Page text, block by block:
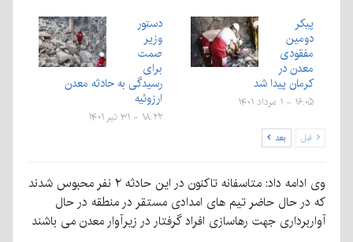
پیکر
دومین
مفقودی
معدن در
کرمان پیدا شد
۱۶:۰۵ - ۱ مرداد ۱۴۰۱
دستور
وزیر
صمت
برای
رسیدگی به حادثه معدن
ارزوئیه
۱۸:۲۲ - ۳۱ تیر ۱۴۰۱
قبل بعد
وی ادامه داد: متاسفانه تاکنون در این حادثه ۲ نفر محبوس شدند
که در حال حاضر تیم های امدادی مستقر در منطقه در حال
آواربرداری جهت رهاسازی افراد گرفتار در زیرآوار معدن می باشند